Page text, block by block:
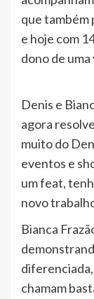
que também
e hoje com
dono de
Denis e
agora
muito do
eventos e
um feat,
novo
Bianca
diferenciada,
chamam